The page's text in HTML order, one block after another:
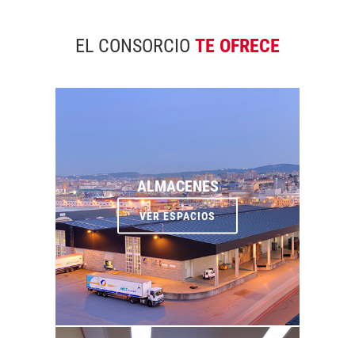
EL CONSORCIO TE OFRECE
ALMACENES
VER ESPACIOS